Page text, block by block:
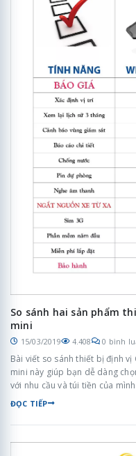
So sánh hai sản phẩm
mini
15/03/2019 4.408 0 bình
Bài viết so sánh thiết bị định vị
mini này giúp bạn dễ dàng
với nhu cầu và túi tiền của
ĐỌC TIẾP